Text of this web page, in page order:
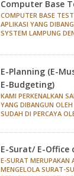
Computer Base
COMPUTER BASE
APLIKASI YANG
SYSTEM LAMPUNG
E-Planning (E-
E-Budgeting)
KAMI PERKENALKAN
YANG DIBANGUN
SUDAH DI PERCAYA
E-Surat/ E-Office
E-SURAT MERUPAKAN
MENGELOLA SURAT-